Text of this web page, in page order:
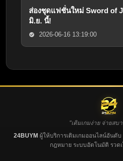
ส่องชุดแฟชั่นใหม่ Sword of
มิ.ย. นี้!
2026-06-16 13:19:00
"เติมเกมง่าย จ่ายสบ
24BUYMผู้ให้บริการเติมเกมออนไลน์อันดั
กฎหมาย ระบบอัตโนมัติ รวด